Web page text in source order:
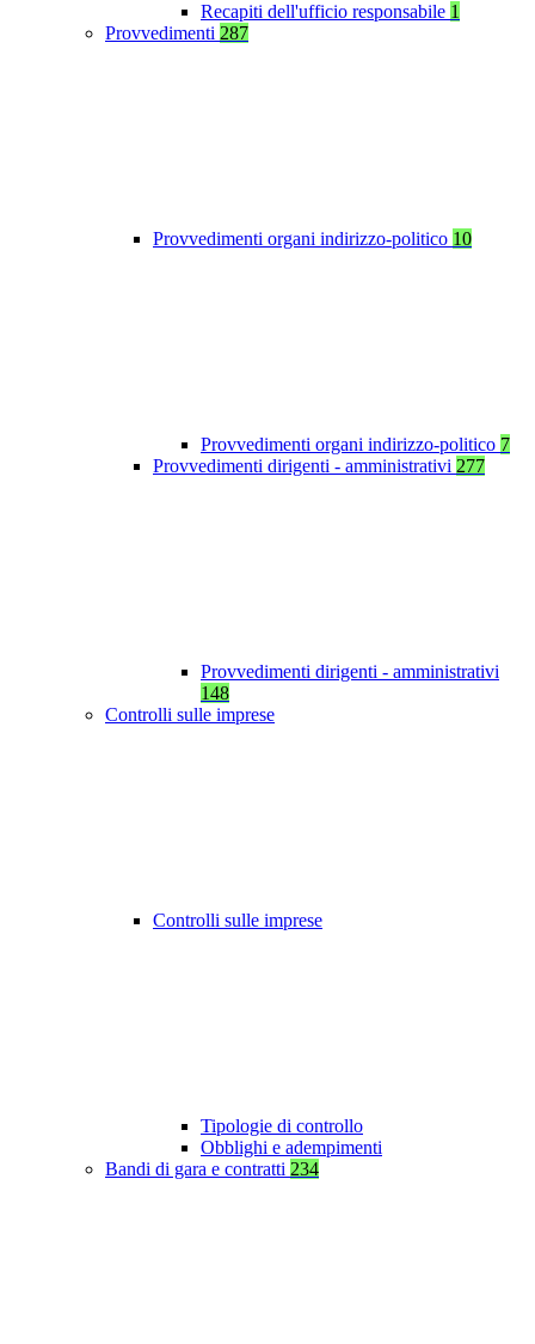
Recapiti dell'ufficio responsabile 1
Provvedimenti 287
Provvedimenti organi indirizzo-politico 10
Provvedimenti organi indirizzo-politico 7
Provvedimenti dirigenti - amministrativi 277
Provvedimenti dirigenti - amministrativi
148
Controlli sulle imprese
Controlli sulle imprese
Tipologie di controllo
Obblighi e adempimenti
Bandi di gara e contratti 234